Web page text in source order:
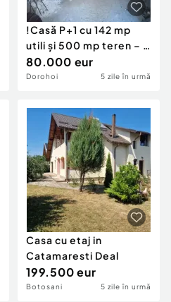
!Casă P+1 cu 142 mp
utili și 500 mp teren – 3
dormitoare
80.000 eur
Dorohoi 5 zile în urmă
Casa cu etaj in
Catamaresti Deal
199.500 eur
Botosani 5 zile în urmă